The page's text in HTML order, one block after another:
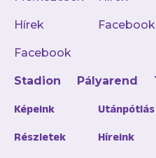
Hírek
Facebook
Facebook
Stadion Pályarend
Képeink Utánpótlás
Részletek Híreink
A veretlenül
labdarúgócsapatunk
meg az új idényt a
nem számíthatott.
ott voltak a pályán a